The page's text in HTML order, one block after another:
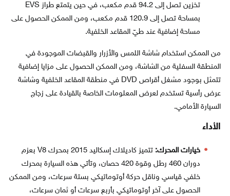
تخزين تصل إلى 94.2 قدم مكعب، في حين يتمتع طراز EVS
بمساحة تصل إلى 120.9 قدم مكعب، ومن الممكن الحصول على
مساحة إضافية عند طيّ المقاعد الخلفية.
من الممكن استخدام شاشة اللمس والأزرار والقبضات الموجودة في
المنطقة السفلية من الشاشة، ومن الممكن الحصول على مزايا إضافية
تتمثل بوجود مشغل أقراص DVD في منطقة المقاعد الخلفية وشاشة
عرض رأسية تستخدم لعرض المعلومات الخاصة بالقيادة على زجاج
السيارة الأمامي.
الأداء
خيارات المحرك:
تتميز كاديلاك إسكاليد 2015 بمحرك V8 بعزم
دوران 460 رطل وقوة 420 حصان، وتأتي هذه السيارة بمحرك
خلفي قياسي وناقل حركة أوتوماتيكي بستة سرعات، ومن الممكن
الحصول على آخر أوتوماتيكي بأربع سرعات أو ثمان سرعات،